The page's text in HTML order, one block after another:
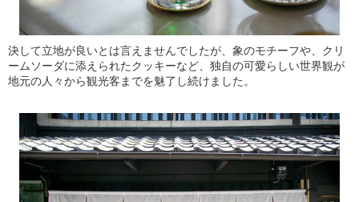
決して立地が良いとは言えませんでしたが、象のモチーフや、クリ
ームソーダに添えられたクッキーなど、独自の可愛らしい世界観が
地元の人々から観光客までを魅了し続けました。